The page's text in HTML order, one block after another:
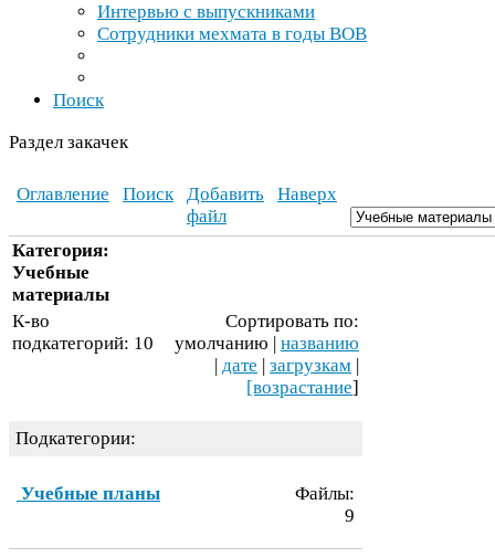
Интервью с выпускниками
Сотрудники мехмата в годы ВОВ
Поиск
Раздел закачек
Оглавление Поиск
Добавить
файл
Наверх
Категория:
Учебные
материалы
К-​во
подкатегорий: 10
Сортировать по:
умолчанию | названию
| дате | загрузкам |
[возрастание]
Подкатегории:
Учебные планы
Файлы:
9